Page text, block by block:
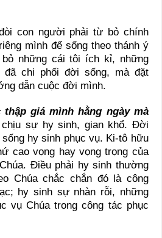
con người phải từ bỏ chính
mình để sống theo thánh ý
những cái tôi ích kỉ, những
đã chi phối đời sống, mà đặt
dẫn cuộc đời mình.
giá mình hằng ngày mà
chịu sự hy sinh, gian khổ. Đời
hy sinh phục vụ. Ki-tô hữu
cao vọng hay vọng trọng của
Điều phải hy sinh thường
Chúa chắc chắn đó là công
hy sinh sự nhàn rỗi, những
vụ Chúa trong công tác phục